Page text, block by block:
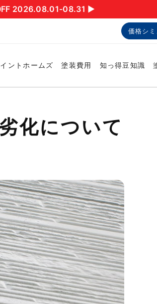
2026.08.01-08.31 ▶︎
価格シ
ントホームズ 塗装費用 知っ得豆知識
化について